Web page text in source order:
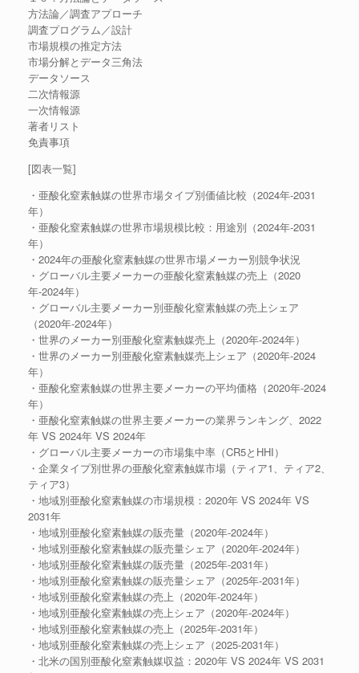
方法論／調査アプローチ
調査プログラム／設計
市場規模の推定方法
市場分解とデータ三角法
データソース
二次情報源
一次情報源
著者リスト
免責事項
[図表一覧]
・亜酸化窒素触媒の世界市場タイプ別価値比較（2024年-2031
年）
・亜酸化窒素触媒の世界市場規模比較：用途別（2024年-2031
年）
・2024年の亜酸化窒素触媒の世界市場メーカー別競争状況
・グローバル主要メーカーの亜酸化窒素触媒の売上（2020
年-2024年）
・グローバル主要メーカー別亜酸化窒素触媒の売上シェア
（2020年-2024年）
・世界のメーカー別亜酸化窒素触媒売上（2020年-2024年）
・世界のメーカー別亜酸化窒素触媒売上シェア（2020年-2024
年）
・亜酸化窒素触媒の世界主要メーカーの平均価格（2020年-2024
年）
・亜酸化窒素触媒の世界主要メーカーの業界ランキング、2022
年 VS 2024年 VS 2024年
・グローバル主要メーカーの市場集中率（CR5とHHI）
・企業タイプ別世界の亜酸化窒素触媒市場（ティア1、ティア2、
ティア3）
・地域別亜酸化窒素触媒の市場規模：2020年 VS 2024年 VS
2031年
・地域別亜酸化窒素触媒の販売量（2020年-2024年）
・地域別亜酸化窒素触媒の販売量シェア（2020年-2024年）
・地域別亜酸化窒素触媒の販売量（2025年-2031年）
・地域別亜酸化窒素触媒の販売量シェア（2025年-2031年）
・地域別亜酸化窒素触媒の売上（2020年-2024年）
・地域別亜酸化窒素触媒の売上シェア（2020年-2024年）
・地域別亜酸化窒素触媒の売上（2025年-2031年）
・地域別亜酸化窒素触媒の売上シェア（2025-2031年）
・北米の国別亜酸化窒素触媒収益：2020年 VS 2024年 VS 2031